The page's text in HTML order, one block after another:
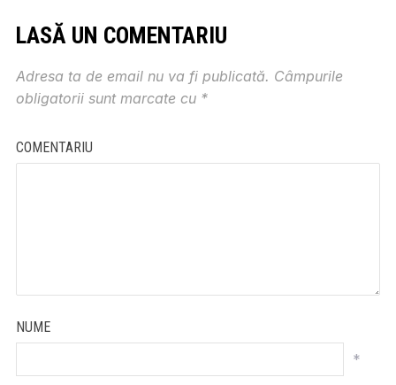
LASĂ UN COMENTARIU
Adresa ta de email nu va fi publicată. Câmpurile
obligatorii sunt marcate cu *
COMENTARIU
NUME
*